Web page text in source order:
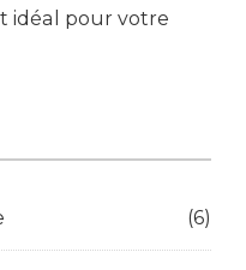
idéal pour votre
(6)